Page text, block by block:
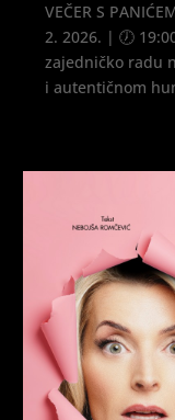
VEČER S
2. 2026. | 🕖
zajedničko radu
i autentičnom